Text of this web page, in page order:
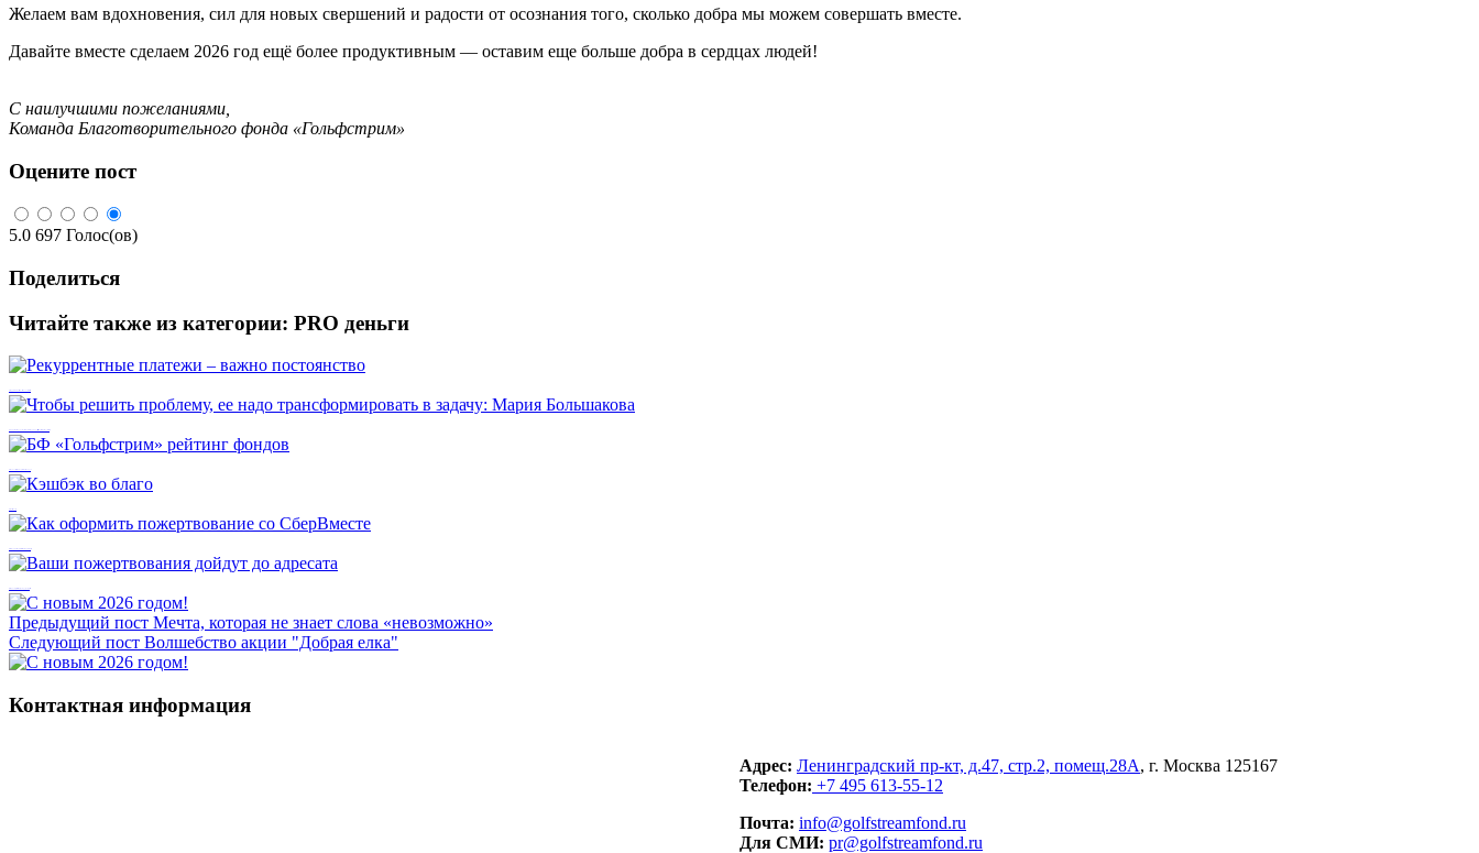
Желаем вам вдохновения, сил для новых свершений и радости от осознания того, сколько добра мы можем совершать вместе.
Давайте вместе сделаем 2026 год ещё более продуктивным — оставим еще больше добра в сердцах людей!
С наилучшими пожеланиями,
Команда Благотворительного фонда «Гольфстрим»
Оцените пост
5.0 697 Голос(ов)
Поделиться
Читайте также из категории: PRO деньги
Предыдущий пост Мечта, которая не знает слова «невозможно»
Следующий пост Волшебство акции "Добрая елка"
Контактная информация
Адрес: Ленинградский пр-кт, д.47, стр.2, помещ.28А, г. Москва 125167
Телефон: +7 495 613-55-12
Почта: info@golfstreamfond.ru
Для СМИ: pr@golfstreamfond.ru